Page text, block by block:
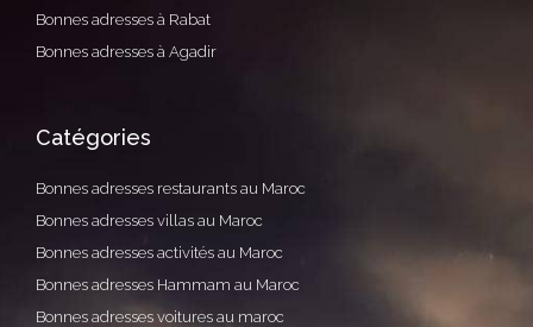
Bonnes adresses à Rabat
Bonnes adresses à Agadir
Catégories
Bonnes adresses restaurants au Maroc
Bonnes adresses villas au Maroc
Bonnes adresses activités au Maroc
Bonnes adresses Hammam au Maroc
Bonnes adresses voitures au maroc